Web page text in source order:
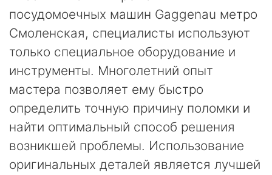
посудомоечных машин Gaggenau метро
Смоленская, специалисты используют
только специальное оборудование и
инструменты. Многолетний опыт
мастера позволяет ему быстро
определить точную причину поломки и
найти оптимальный способ решения
возникшей проблемы. Использование
оригинальных деталей является лучшей